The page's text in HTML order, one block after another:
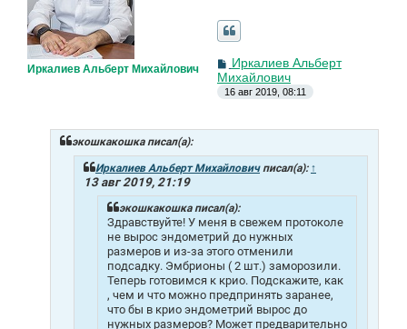
Иркалиев Альберт Михайлович
С
о
о
б
е
Иркалиев Альберт
Михайлович
16 авг 2019, 08:11
экошкакошка писал(а):
Иркалиев Альберт Михайловичписал(а): ↑
13 авг 2019, 21:19
экошкакошка писал(а):
Здравствуйте! У меня в свежем протоколе
не вырос эндометрий до нужных
размеров и из-за этого отменили
подсадку. Эмбрионы ( 2 шт.) заморозили.
Теперь готовимся к крио. Подскажите, как
, чем и что можно предпринять заранее,
что бы в крио эндометрий вырос до
нужных размеров? Может предварительно